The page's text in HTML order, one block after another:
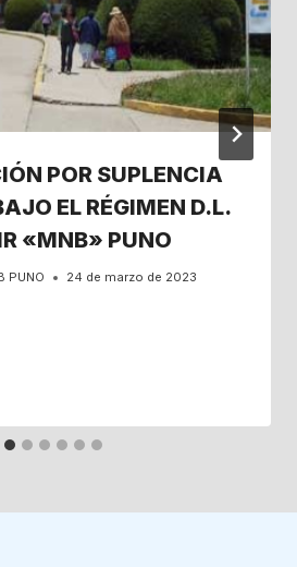
POR SUPLENCIA
EL RÉGIMEN D.L.
«MNB» PUNO
PUNO 24 de marzo de 2023